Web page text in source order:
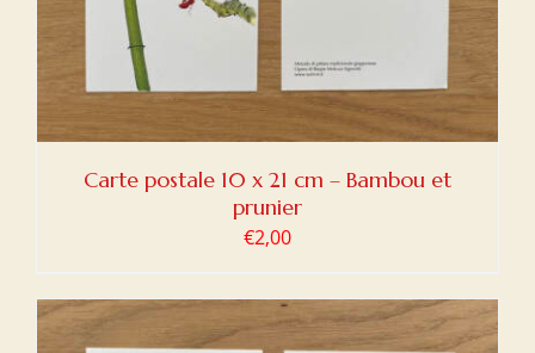
Carte postale 10 x 21 cm – Bambou et
prunier
€2,00